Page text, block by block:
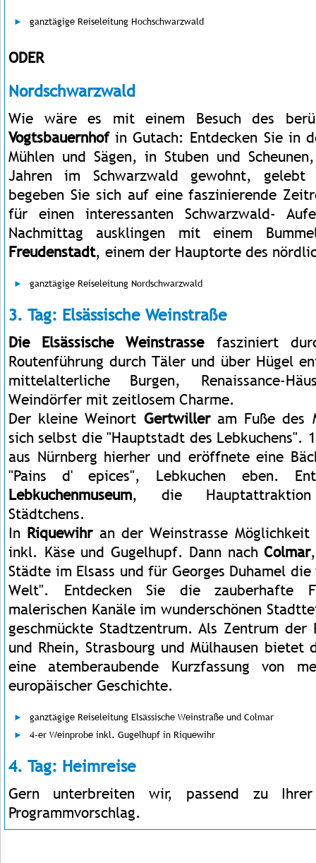
ganztägige Reiseleitung Hochschwarzwald
ODER
Nordschwarzwald
Wie wäre es mit einem Besuch des
Vogtsbauernhofin Gutach: Entdecken Sie in
Mühlen und Sägen, in Stuben und
Jahren im Schwarzwald gewohnt,
begeben Sie sich auf eine faszinierende
für einen interessanten Schwarzwald-
Nachmittag ausklingen mit einem
Freudenstadt, einem der Hauptorte des
ganztägige Reiseleitung Nordschwarzwald
3. Tag: Elsässische Weinstraße
Die Elsässische Weinstrassefasziniert
Routenführung durch Täler und über Hügel
mittelalterliche Burgen, Renaissance-
Weindörfer mit zeitlosem Charme.
Der kleine Weinort Gertwiller am Fuße des
sich selbst die "Hauptstadt des Lebkuchens".
aus Nürnberg hierher und eröffnete eine
"Pains d' epices", Lebkuchen eben.
Lebkuchenmuseum, die Hauptattraktion
Städtchens.
In Riquewihran der Weinstrasse
inkl. Käse und Gugelhupf. Dann nachColmar
Städte im Elsass und für Georges Duhamel
Welt". Entdecken Sie die zauberhafte
malerischen Kanäle im wunderschönen
geschmückte Stadtzentrum. Als Zentrum der
und Rhein, Strasbourg und Mülhausen bietet
eine atemberaubende Kurzfassung von
europäischer Geschichte.
ganztägige Reiseleitung Elsässische Weinstraße und Colmar
4-er Weinprobe inkl. Gugelhupf in Riquewihr
4. Tag: Heimreise
Gern unterbreiten wir, passend zu Ihrer
Programmvorschlag.